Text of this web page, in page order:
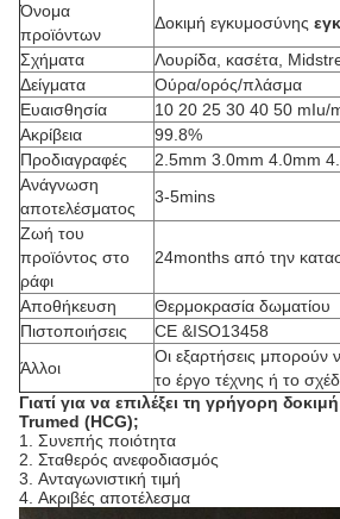
Όνομα
προϊόντων
Δοκιμή εγκυμοσύνης
Σχήματα
Λουρίδα, κασέτα,
Δείγματα
Ούρα/ορός/πλάσμα
Ευαισθησία
10 20 25 30 40 50 mIu/
Ακρίβεια
99.8%
Προδιαγραφές
2.5mm 3.0mm 4.0mm
Ανάγνωση
αποτελέσματος
3-5mins
Ζωή του
προϊόντος στο
ράφι
24months από την
Αποθήκευση
Θερμοκρασία δωματίου
Πιστοποιήσεις
CE &ISO13458
Άλλοι
Οι εξαρτήσεις μπορούν
το έργο τέχνης ή το
Γιατί για να επιλέξει τη γρήγορη
Trumed (HCG);
1. Συνεπής ποιότητα
2. Σταθερός ανεφοδιασμός
3. Ανταγωνιστική τιμή
4. Ακριβές αποτέλεσμα